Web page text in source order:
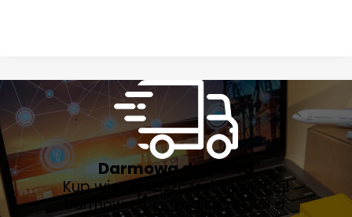
Darmowa dostawa
Kup więcej i oszczędzaj więcej!
Darmowa dostawa już od 199 zł.